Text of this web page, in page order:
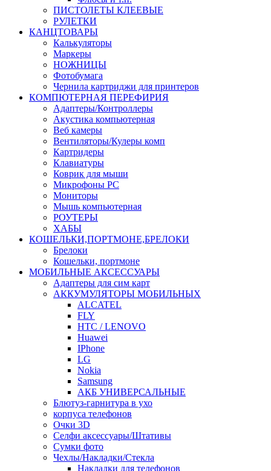
ПИСТОЛЕТЫ КЛЕЕВЫЕ
РУЛЕТКИ
КАНЦТОВАРЫ
Калькуляторы
Маркеры
НОЖНИЦЫ
Фотобумага
Чернила картриджи для принтеров
КОМПЮТЕРНАЯ ПЕРЕФИРИЯ
Адаптеры/Контроллеры
Акустика компьютерная
Веб камеры
Вентиляторы/Кулеры комп
Картридеры
Клавиатуры
Коврик для мыши
Микрофоны PC
Мониторы
Мышь компьютерная
РОУТЕРЫ
ХАБЫ
КОШЕЛЬКИ,ПОРТМОНЕ,БРЕЛОКИ
Брелоки
Кошельки, портмоне
МОБИЛЬНЫЕ АКСЕССУАРЫ
Адаптеры для сим карт
АККУМУЛЯТОРЫ МОБИЛЬНЫХ
ALCATEL
FLY
HTC / LENOVO
Huawei
IPhone
LG
Nokia
Samsung
АКБ УНИВЕРСАЛЬНЫЕ
Блютуз-гарнитура в ухо
корпуса телефонов
Очки 3D
Селфи аксессуары/Штативы
Сумки фото
Чехлы/Накладки/Стекла
Накладки для телефонов